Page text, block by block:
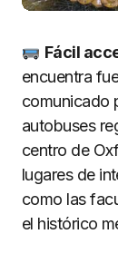
Fácil
encuentra
comunicado
autobuses
centro de
lugares de
como las
el histórico